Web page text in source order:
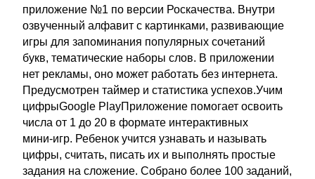
приложение №1 по версии Роскачества. Внутри
озвученный алфавит с картинками, развивающие
игры для запоминания популярных сочетаний
букв, тематические наборы слов. В приложении
нет рекламы, оно может работать без интернета.
Предусмотрен таймер и статистика успехов.Учим
цифрыGoogle PlayПриложение помогает освоить
числа от 1 до 20 в формате интерактивных
мини‑игр. Ребенок учится узнавать и называть
цифры, считать, писать их и выполнять простые
задания на сложение. Собрано более 100 заданий,